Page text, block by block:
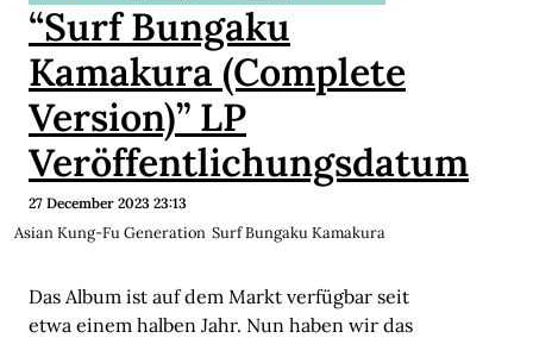
“Surf Bungaku
Kamakura (Complete
Version)” LP
Veröffentlichungsdatum
27 December 2023 23:13
Asian Kung-Fu Generation Surf Bungaku Kamakura
Das Album ist auf dem Markt verfügbar seit
etwa einem halben Jahr. Nun haben wir das